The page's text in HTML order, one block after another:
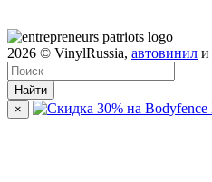
2026 © VinylRussia, автовинил и
Найти
×